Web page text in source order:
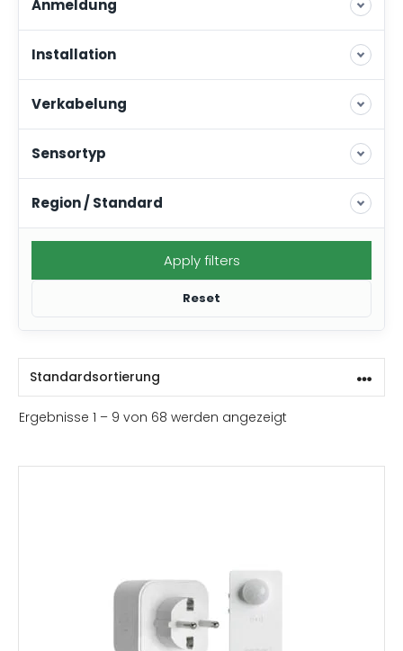
Anmeldung
Installation
Verkabelung
Sensortyp
Region / Standard
Apply filters
Reset
Ergebnisse 1 – 9 von 68 werden angezeigt